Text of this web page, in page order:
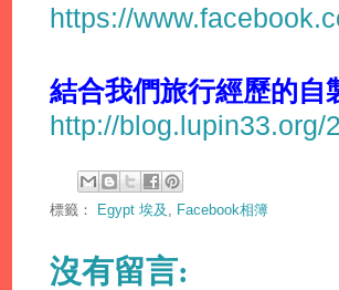
https://
結合我們旅行經歷的自
http://blog.lupin33.org/
標籤： Egypt 埃及 Facebook相簿
沒有留言: